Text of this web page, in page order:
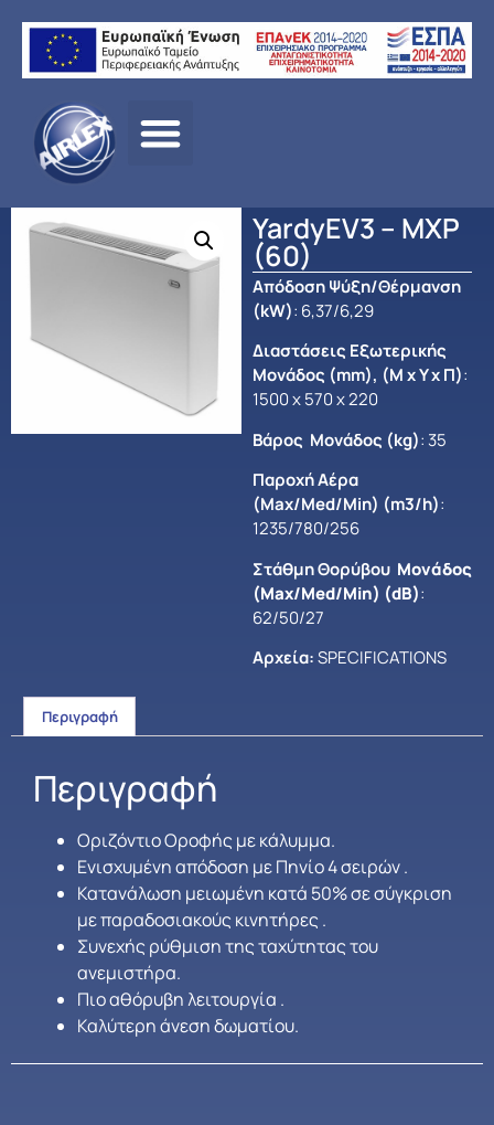
Αρχική σελίδα/ΠΡΟΪΟΝΤΑ
HEAT PUMPS
YardyEV3 – MXP
(60)
Απόδοση Ψύξη/Θέρμανση
(kW): 6,37/6,29
Διαστάσεις Εξωτερικής
Μονάδος (mm), (Μ x Y x Π):
1500 x 570 x 220
Βάρος Μονάδος (kg): 35
Παροχή Αέρα
(Max/Med/Min) (m3/h):
1235/780/256
Στάθμη Θορύβου Μονάδος
(Max/Med/Min) (dB):
62/50/27
Αρχεία:SPECIFICATIONS
Περιγραφή
Περιγραφή
Οριζόντιο Οροφής με κάλυμμα.
Ενισχυμένη απόδοση με Πηνίο 4 σειρών .
Κατανάλωση μειωμένη κατά 50% σε σύγκριση
με παραδοσιακούς κινητήρες .
Συνεχής ρύθμιση της ταχύτητας του
ανεμιστήρα.
Πιο αθόρυβη λειτουργία .
Καλύτερη άνεση δωματίου.